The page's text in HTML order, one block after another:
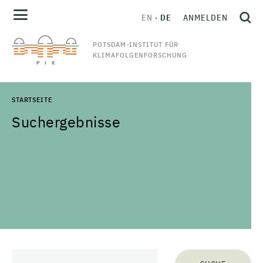
POTSDAM-INSTITUT FÜR
KLIMAFOLGENFORSCHUNG
EN DE ANMELDEN
STARTSEITE
Suchergebnisse